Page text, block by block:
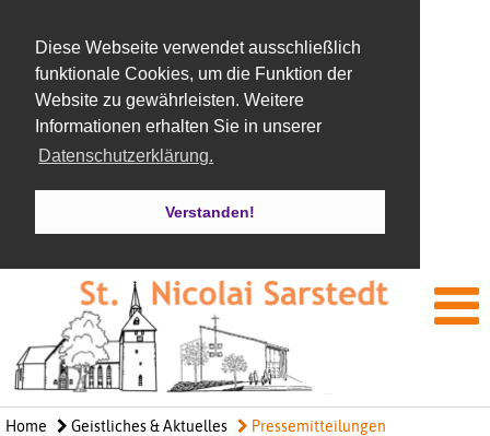
Diese Webseite verwendet ausschließlich
funktionale Cookies, um die Funktion der
Website zu gewährleisten. Weitere
Informationen erhalten Sie in unserer
Datenschutzerklärung.
Verstanden!
Home Geistliches & Aktuelles Pressemitteilungen